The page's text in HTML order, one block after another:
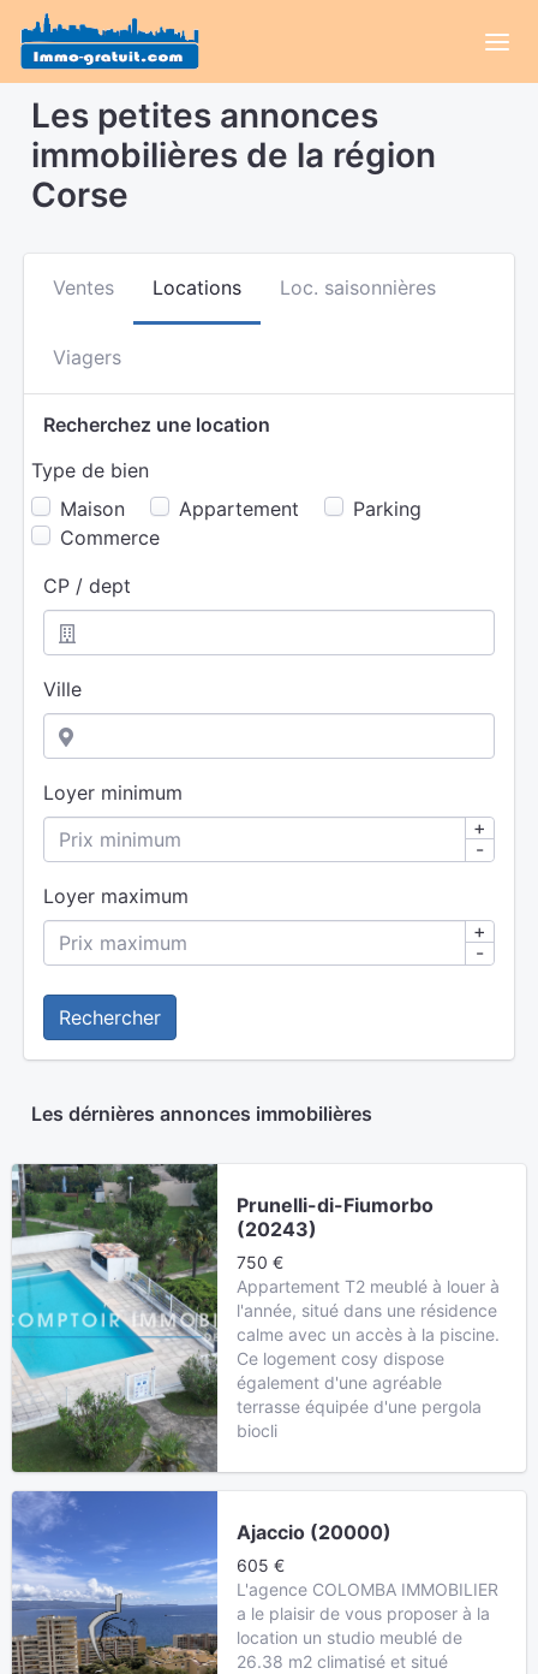
Les petites annonces
immobilières de la région
Corse
Ventes Locations Loc. saisonnières
Viagers
Recherchez une location
Type de bien
Maison
Appartement
Parking
Commerce
CP / dept
Ville
Loyer minimum
+
-
Loyer maximum
+
-
Rechercher
Les dérnières annonces immobilières
Prunelli-di-Fiumorbo
(20243)
750 €
Appartement T2 meublé à louer à
l'année, situé dans une résidence
calme avec un accès à la piscine.
Ce logement cosy dispose
également d'une agréable
terrasse équipée d'une pergola
biocli
Ajaccio (20000)
605 €
L'agence COLOMBA IMMOBILIER
a le plaisir de vous proposer à la
location un studio meublé de
26.38 m2 climatisé et situé